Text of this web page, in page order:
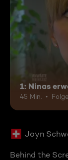
1: Ninas
45 Min.
Joyn
Behind the